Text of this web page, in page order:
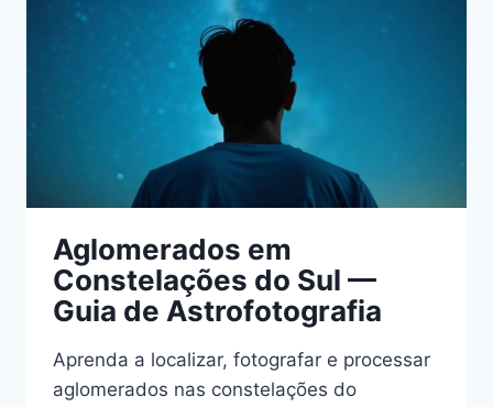
Aglomerados em
Constelações do Sul —
Guia de Astrofotografia
Aprenda a localizar, fotografar e processar
aglomerados nas constelações do